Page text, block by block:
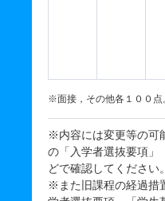
※面接，その他各１００点
※内容には変更等の可
の「入学者選抜要項」
どで確認してください。
※また旧課程の経過措